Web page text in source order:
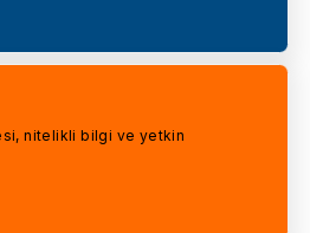
nitelikli bilgi ve yetkin